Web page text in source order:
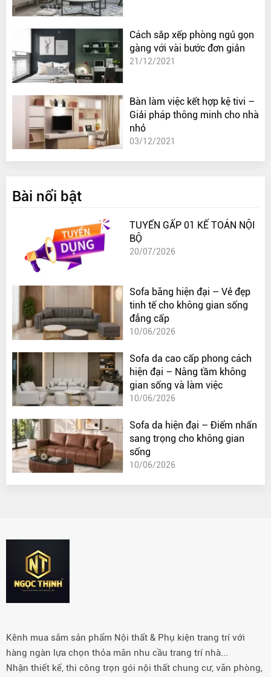
Cách sắp xếp phòng ngủ gọn
gàng với vài bước đơn giản
21/12/2021
Bàn làm việc kết hợp kệ tivi –
Giải pháp thông minh cho nhà
nhỏ
03/12/2021
Bài nổi bật
TUYỂN GẤP 01 KẾ TOÁN NỘI
BỘ
20/07/2026
Sofa băng hiện đại – Vẻ đẹp
tinh tế cho không gian sống
đẳng cấp
10/06/2026
Sofa da cao cấp phong cách
hiện đại – Nâng tầm không
gian sống và làm việc
10/06/2026
Sofa da hiện đại – Điểm nhấn
sang trọng cho không gian
sống
10/06/2026
Kênh mua sắm sản phẩm Nội thất & Phụ kiện trang trí với
hàng ngàn lựa chọn thỏa mãn nhu cầu trang trí nhà...
Nhận thiết kế, thi công trọn gói nội thất chung cư, văn phòng,